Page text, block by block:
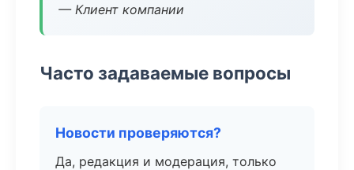
— Клиент компании
Часто задаваемые вопросы
Новости проверяются?
Да, редакция и модерация, только